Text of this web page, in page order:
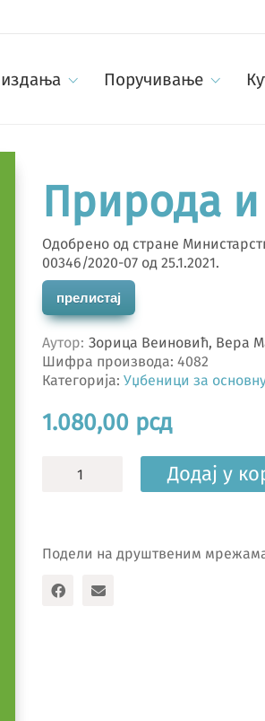
Поручивање
Природа
Одобрено од стране
00346/2020-07 од 25.1.2021.
прелистај
Аутор Зорица Веиновић, Вера
Шифра производа: 4082
Категорија: Уџбеници за
1.080,00 рсд
количина
Додај у
Подели на друштвеним